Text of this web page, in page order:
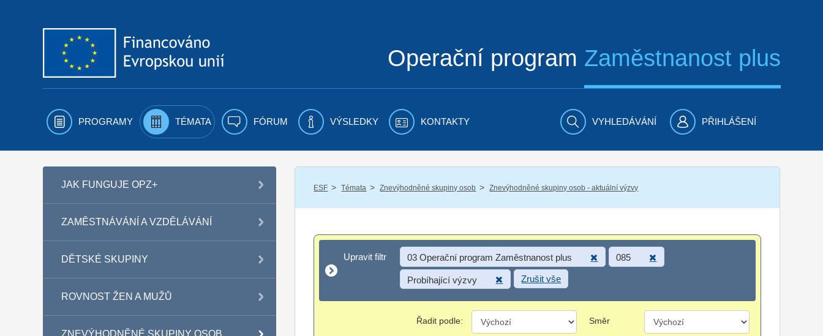
Operační program Zaměstnanost plus
PROGRAMY TÉMATA FÓRUM VÝSLEDKY KONTAKTY VYHLEDÁVÁNÍ PŘIHLÁŠENÍ
JAK FUNGUJE OPZ+
ZAMĚSTNÁVÁNÍ A VZDĚLÁVÁNÍ
DĚTSKÉ SKUPINY
ROVNOST ŽEN A MUŽŮ
ZNEVÝHODNĚNÉ SKUPINY OSOB
ESF / Témata / Znevýhodněné skupiny osob / Znevýhodněné skupiny osob - aktuální výzvy
Upravit filtr
Upravit filtr 03 Operační program Zaměstnanost plus 085
Probíhající výzvy Zrušit vše
Řadit podle: Směr